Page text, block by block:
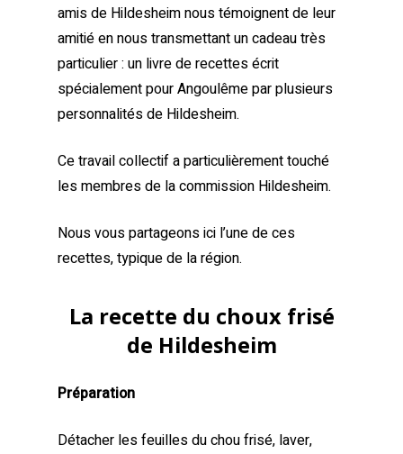
amis de Hildesheim nous témoignent de leur
amitié en nous transmettant un cadeau très
particulier : un livre de recettes écrit
spécialement pour Angoulême par plusieurs
personnalités de Hildesheim.
Ce travail collectif a particulièrement touché
les membres de la commission Hildesheim.
Nous vous partageons ici l’une de ces
recettes, typique de la région.
La recette du choux frisé
de Hildesheim
Préparation
Détacher les feuilles du chou frisé, laver,